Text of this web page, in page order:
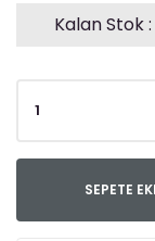
Kalan Stok :
SEPETE